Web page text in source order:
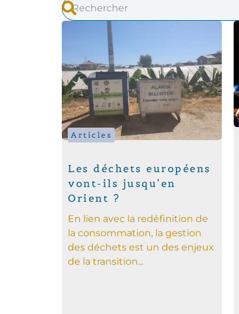
Articles
Les déchets européens
vont-ils jusqu’en
Orient ?
En lien avec la redéfinition de
la consommation, la gestion
des déchets est un des enjeux
de la transition...